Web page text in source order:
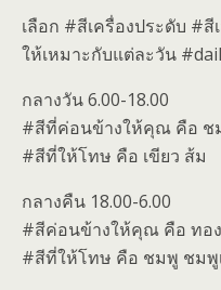
เลือก #สีเครื่องประดับ #
ให้เหมาะกับแต่ละวัน
กลางวัน 6.00-18.00
#สีที่ค่อนข้างให้คุณ คือ ช
#สีที่ให้โทษ คือ เขียว ส้ม
กลางคืน 18.00-6.00
#สีค่อนข้างให้คุณ คือ ทอง
#สีที่ให้โทษ คือ ชมพู ชมพู